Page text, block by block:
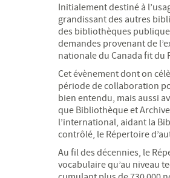
Initialement destiné à
grandissant des autres
des bibliothèques
demandes provenant de
nationale du Canada fit du
Cet évènement dont on
période de collaboration
bien entendu, mais aussi
que Bibliothèque et
l’international, aidant la
contrôlé, le Répertoire
Au fil des décennies, le
vocabulaire qu’au niveau